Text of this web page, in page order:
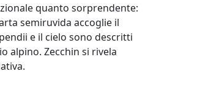
quanto sorprendente:
semiruvida accoglie il
e il cielo sono descritti
alpino. Zecchin si rivela